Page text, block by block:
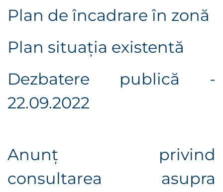
Plan de încadrare în zonă
Plan situaţia existentă
Dezbatere publică -
22.09.2022
Anunţ privind
consultarea asupra